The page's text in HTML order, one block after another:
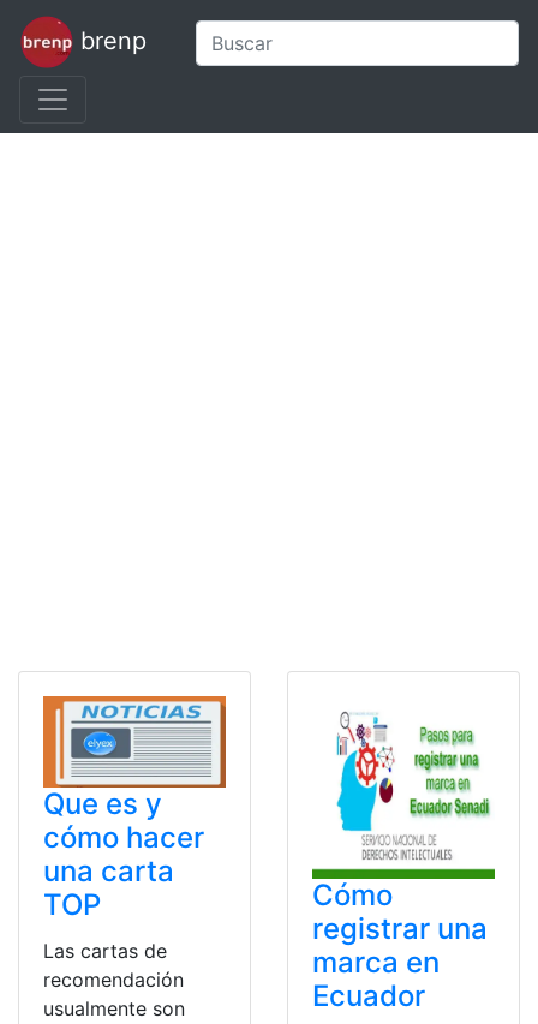
brenp
Que es y
cómo hacer
una carta
TOP
Las cartas de
recomendación
usualmente son
Cómo
registrar una
marca en
Ecuador